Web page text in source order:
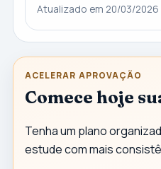
Atualizado em 20/03/2026
ACELERAR APROVAÇÃO
Comece hoje
Tenha um plano
estude com mais